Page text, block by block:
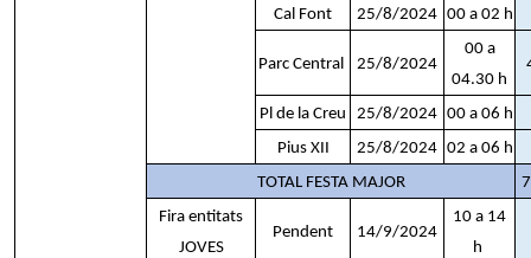
Cal Font 25/8/2024 00 a 02 h
Parc Central 25/8/2024
00 a
04.30 h
Pl de la Creu 25/8/2024 00 a 06 h
Pius XII
25/8/2024 02 a 06 h
TOTAL FESTA MAJOR
Fira entitats
JOVES
Pendent 14/9/2024
10 a 14
h